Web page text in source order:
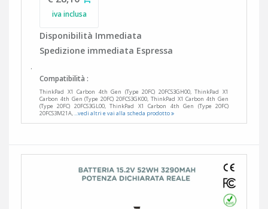
iva inclusa
Disponibilità Immediata
Spedizione immediata Espressa
.
Compatibilità :
ThinkPad X1 Carbon 4th Gen (Type 20FC) 20FCS3GH00, ThinkPad X1
Carbon 4th Gen (Type 20FC) 20FCS3GK00, ThinkPad X1 Carbon 4th Gen
(Type 20FC) 20FCS3GL00, ThinkPad X1 Carbon 4th Gen (Type 20FC)
20FCS3M21A,...vedi altri e vai alla scheda prodotto